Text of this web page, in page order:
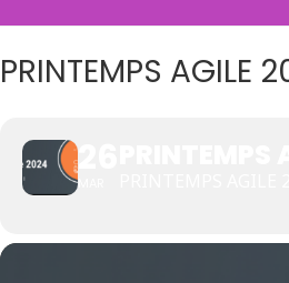
PRINTEMPS AGILE